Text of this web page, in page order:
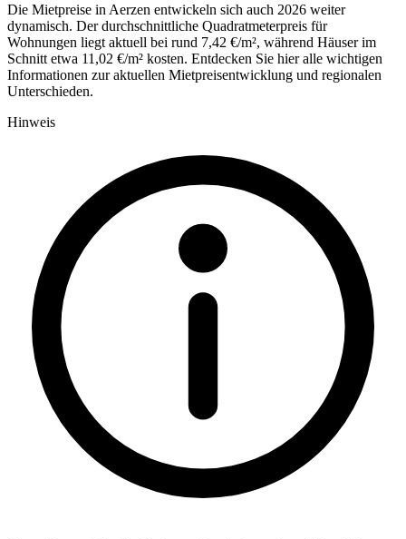
Die Mietpreise in Aerzen entwickeln sich auch 2026 weiter
dynamisch. Der durchschnittliche Quadratmeterpreis für
Wohnungen liegt aktuell bei rund 7,42 €/m², während Häuser im
Schnitt etwa 11,02 €/m² kosten. Entdecken Sie hier alle wichtigen
Informationen zur aktuellen Mietpreisentwicklung und regionalen
Unterschieden.
Hinweis